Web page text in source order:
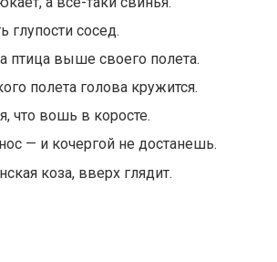
глупости сосед.
птица выше своего полета.
полета голова кружится.
что вошь в коросте.
— и кочергой не достанешь.
коза, вверх глядит.